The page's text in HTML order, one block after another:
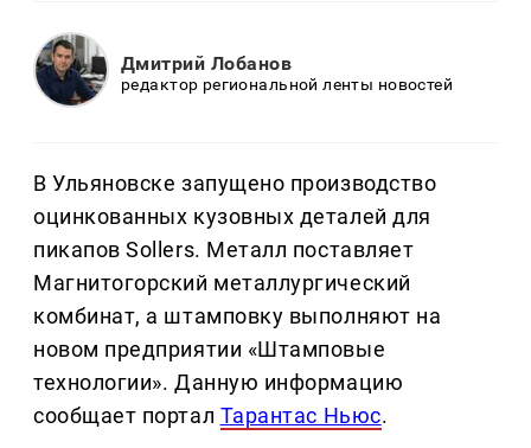
Дмитрий Лобанов
редактор региональной ленты новостей
В Ульяновске запущено производство
оцинкованных кузовных деталей для
пикапов Sollers. Металл поставляет
Магнитогорский металлургический
комбинат, а штамповку выполняют на
новом предприятии «Штамповые
технологии». Данную информацию
сообщает портал Тарантас Ньюс.